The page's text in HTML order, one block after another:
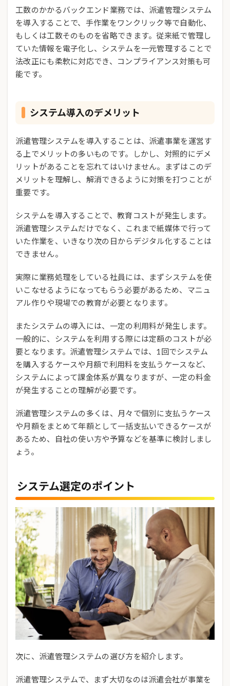
工数のかかるバックエンド業務では、派遣管理システム
を導入することで、手作業をワンクリック等で自動化、
もしくは工数そのものを省略できます。従来紙で管理し
ていた情報を電子化し、システムを一元管理することで
法改正にも柔軟に対応でき、コンプライアンス対策も可
能です。
システム導入のデメリット
派遣管理システムを導入することは、派遣事業を運営す
る上でメリットの多いものです。しかし、対照的にデメ
リットがあることを忘れてはいけません。まずはこのデ
メリットを理解し、解消できるように対策を打つことが
重要です。
システムを導入することで、教育コストが発生します。
派遣管理システムだけでなく、これまで紙媒体で行って
いた作業を、いきなり次の日からデジタル化することは
できません。
実際に業務処理をしている社員には、まずシステムを使
いこなせるようになってもらう必要があるため、マニュ
アル作りや現場での教育が必要となります。
またシステムの導入には、一定の利用料が発生します。
一般的に、システムを利用する際には定額のコストが必
要となります。派遣管理システムでは、1回でシステム
を購入するケースや月額で利用料を支払うケースなど、
システムによって課金体系が異なりますが、一定の料金
が発生することの理解が必要です。
派遣管理システムの多くは、月々で個別に支払うケース
や月額をまとめて年額として一括支払いできるケースが
あるため、自社の使い方や予算などを基準に検討しまし
ょう。
システム選定のポイント
次に、派遣管理システムの選び方を紹介します。
派遣管理システムで、まず大切なのは派遣会社が事業を